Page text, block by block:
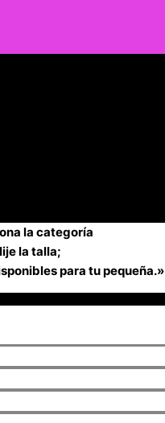
la categoría
la talla;
para tu pequeña.»